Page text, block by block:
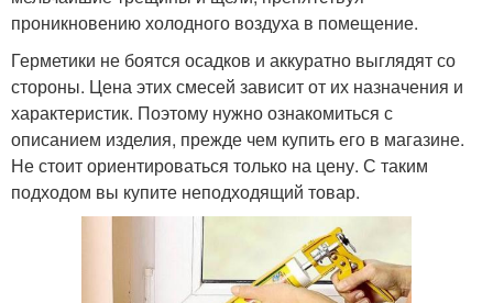
проникновению холодного воздуха в помещение.
Герметики не боятся осадков и аккуратно выглядят со
стороны. Цена этих смесей зависит от их назначения и
характеристик. Поэтому нужно ознакомиться с
описанием изделия, прежде чем купить его в магазине.
Не стоит ориентироваться только на цену. С таким
подходом вы купите неподходящий товар.